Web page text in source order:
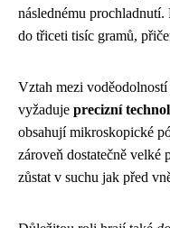
následnému
do třiceti tisíc gramů,
Vztah mezi
vyžaduje precizní
obsahují mikroskopické
zároveň dostatečně
zůstat v suchu jak před